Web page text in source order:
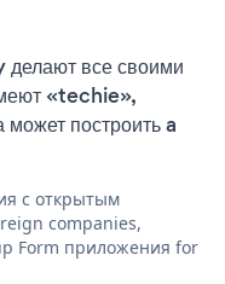
все своими
«techie»,
построить a
с открытым
companies,
Form приложения for